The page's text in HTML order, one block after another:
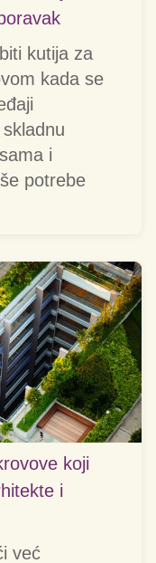
kutija za
kada se
i
potrebe
koji
i
već